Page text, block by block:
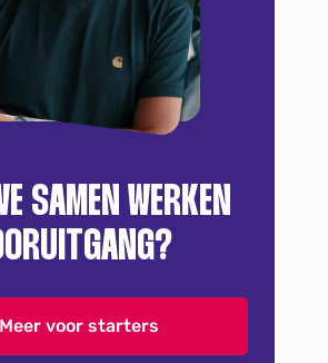
SAMEN WERKEN
Meer voor starters